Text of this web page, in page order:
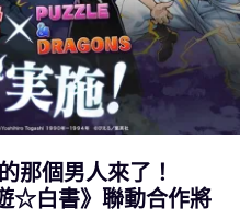
那個男人來了！
☆白書》聯動合作將